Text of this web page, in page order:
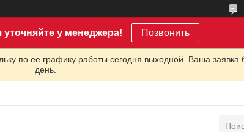
у менеджера! Позвонить
по ее графику работы сегодня выходной. Ваша
день.